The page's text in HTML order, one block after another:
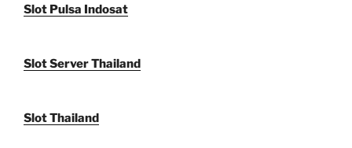
Slot Pulsa Indosat
Slot Server Thailand
Slot Thailand